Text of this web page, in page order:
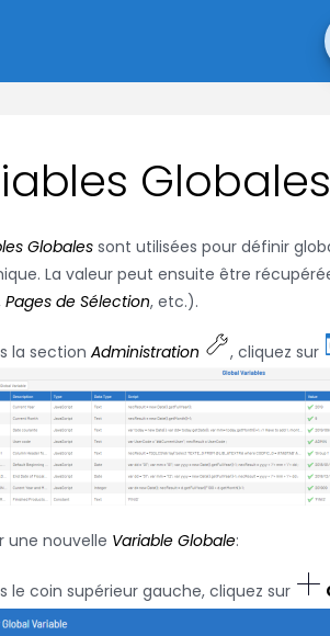
Globales
Globalessont utilisées pour définir
La valeur peut ensuite être
Pages de Sélection, etc.).
la section Administration , cliquez sur
une nouvelle Variable Globale:
le coin supérieur gauche, cliquez sur